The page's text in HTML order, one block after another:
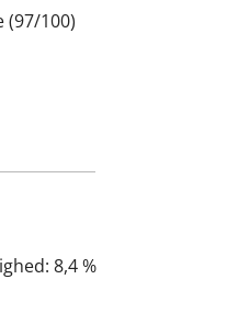
(97/100)
8,4 %